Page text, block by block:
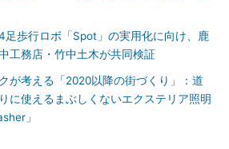
足歩行ロボ「Spot」の実用化に向け、鹿
工務店・竹中土木が共同検証
が考える「2020以降の街づくり」：道
に使えるまぶしくないエクステリア照明
」